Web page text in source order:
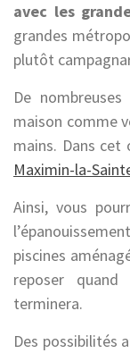
avec les
grandes
plutôt
De
maison comme
mains. Dans cet
Maximin-la-
Ainsi, vous
piscines
reposer
terminera.
Des possibilités